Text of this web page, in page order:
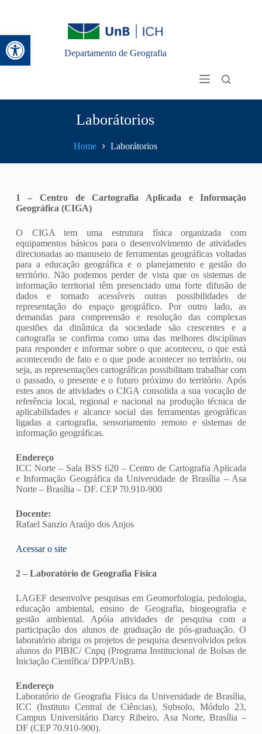
Abrir a barra de ferramentas
Departamento de Geografia
Laborátorios
Home Laborátorios
1 – Centro de Cartografia Aplicada e Informação
Geográfica (CIGA)
O CIGA tem uma estrutura física organizada com
equipamentos básicos para o desenvolvimento de atividades
direcionadas ao manuseio de ferramentas geográficas voltadas
para a educação geográfica e o planejamento e gestão do
território. Não podemos perder de vista que os sistemas de
informação territorial têm presenciado uma forte difusão de
dados e tornado acessíveis outras possibilidades de
representação do espaço geográfico. Por outro lado, as
demandas para compreensão e resolução das complexas
questões da dinâmica da sociedade são crescentes e a
cartografia se confirma como uma das melhores disciplinas
para responder e informar sobre o que aconteceu, o que está
acontecendo de fato e o que pode acontecer no território, ou
seja, as representações cartográficas possibilitam trabalhar com
o passado, o presente e o futuro próximo do território. Após
estes anos de atividades o CIGA consolida a sua vocação de
referência local, regional e nacional na produção técnica de
aplicabilidades e alcance social das ferramentas geográficas
ligadas a cartografia, sensoriamento remoto e sistemas de
informação geográficas.
Endereço
ICC Norte – Sala BSS 620 – Centro de Cartografia Aplicada
e Informação Geográfica da Universidade de Brasília – Asa
Norte – Brasília – DF. CEP 70.910-900
Docente:
Rafael Sanzio Araújo dos Anjos
Acessar o site
2 – Laboratório de Geografia Física
LAGEF desenvolve pesquisas em Geomorfologia, pedologia,
educação ambiental, ensino de Geografia, biogeografia e
gestão ambiental. Apóia atividades de pesquisa com a
participação dos alunos de graduação de pós-graduação. O
laboratório abriga os projetos de pesquisa desenvolvidos pelos
alunos do PIBIC/ Cnpq (Programa Institucional de Bolsas de
Iniciação Científica/ DPP/UnB).
Endereço
Laboratório de Geografia Física da Universidade de Brasília,
ICC (Instituto Central de Ciências), Subsolo, Módulo 23,
Campus Universitário Darcy Ribeiro, Asa Norte, Brasília –
DF (CEP 70.910-900).